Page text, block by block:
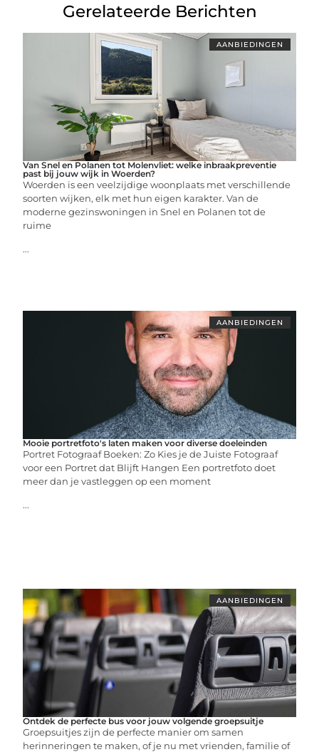
Gerelateerde Berichten
AANBIEDINGEN
Van Snel en Polanen tot Molenvliet: welke inbraakpreventie
past bij jouw wijk in Woerden?
Woerden is een veelzijdige woonplaats met verschillende
soorten wijken, elk met hun eigen karakter. Van de
moderne gezinswoningen in Snel en Polanen tot de
ruime
...
AANBIEDINGEN
Mooie portretfoto's laten maken voor diverse doeleinden
Portret Fotograaf Boeken: Zo Kies je de Juiste Fotograaf
voor een Portret dat Blijft Hangen Een portretfoto doet
meer dan je vastleggen op een moment
...
AANBIEDINGEN
Ontdek de perfecte bus voor jouw volgende groepsuitje
Groepsuitjes zijn de perfecte manier om samen
herinneringen te maken, of je nu met vrienden, familie of